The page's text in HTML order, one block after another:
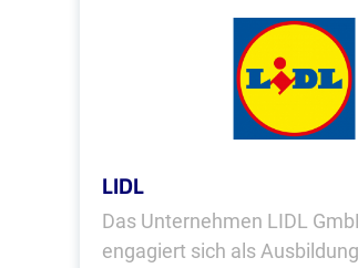
LIDL
Das Unternehmen LIDL
engagiert sich als